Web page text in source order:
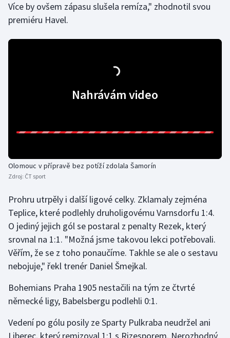
Motorsport
Ragby
Rychlostní kanoistika
Short track
Sportovní střelba
Stolní tenis
Veslování
Vodní slalom
Více by ovšem zápasu slušela remíza," zhodnotil svou
premiéru Havel.
Nahrávám video
Olomouc v přípravě bez potíží zdolala Šamorín
Zdroj: ČT sport
Prohru utrpěly i další ligové celky. Zklamaly zejména
Teplice, které podlehly druholigovému Varnsdorfu 1:4.
O jediný jejich gól se postaral z penalty Rezek, který
srovnal na 1:1. "Možná jsme takovou lekci potřebovali.
Věřím, že se z toho ponaučíme. Takhle se ale o sestavu
nebojuje," řekl trenér Daniel Šmejkal.
Bohemians Praha 1905 nestačili na tým ze čtvrté
německé ligy, Babelsbergu podlehli 0:1.
Vedení po gólu posily ze Sparty Pulkraba neudržel ani